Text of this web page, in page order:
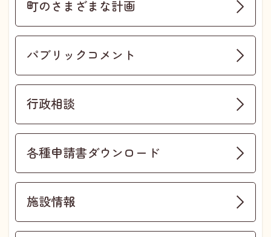
町のさまざまな計画
パブリックコメント
行政相談
各種申請書ダウンロード
施設情報